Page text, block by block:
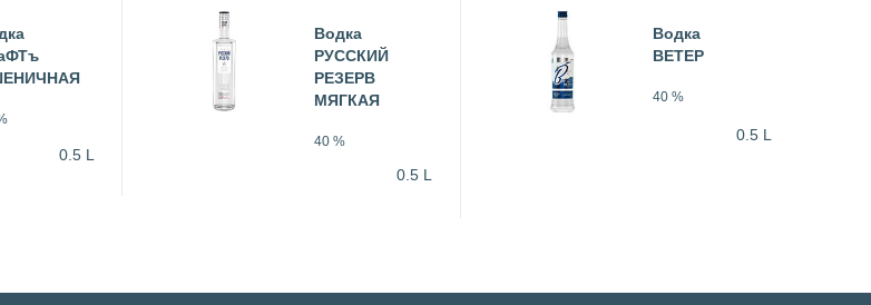
0.5 L
Водка
РУССКИЙ
РЕЗЕРВ
МЯГКАЯ
40 %
0.5 L
Водка
ВЕТЕР
40 %
0.5 L